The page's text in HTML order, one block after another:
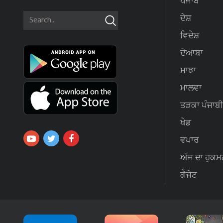
ਦੇਸ਼
ਵਿਦੇਸ਼
ਦੋਆਬਾ
ਮਾਝਾ
ਮਾਲਵਾ
ਤੜਕਾ ਪੰਜਾਬੀ
ਖੇਡ
ਵਪਾਰ
ਅੱਜ ਦਾ
ਗੈਜੇਟ